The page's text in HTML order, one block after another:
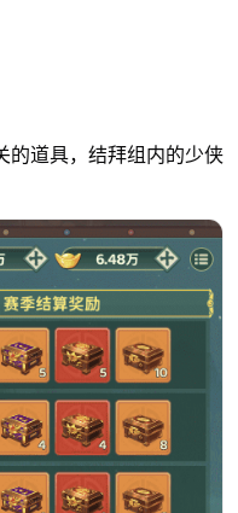
的道具，结拜组内的少侠